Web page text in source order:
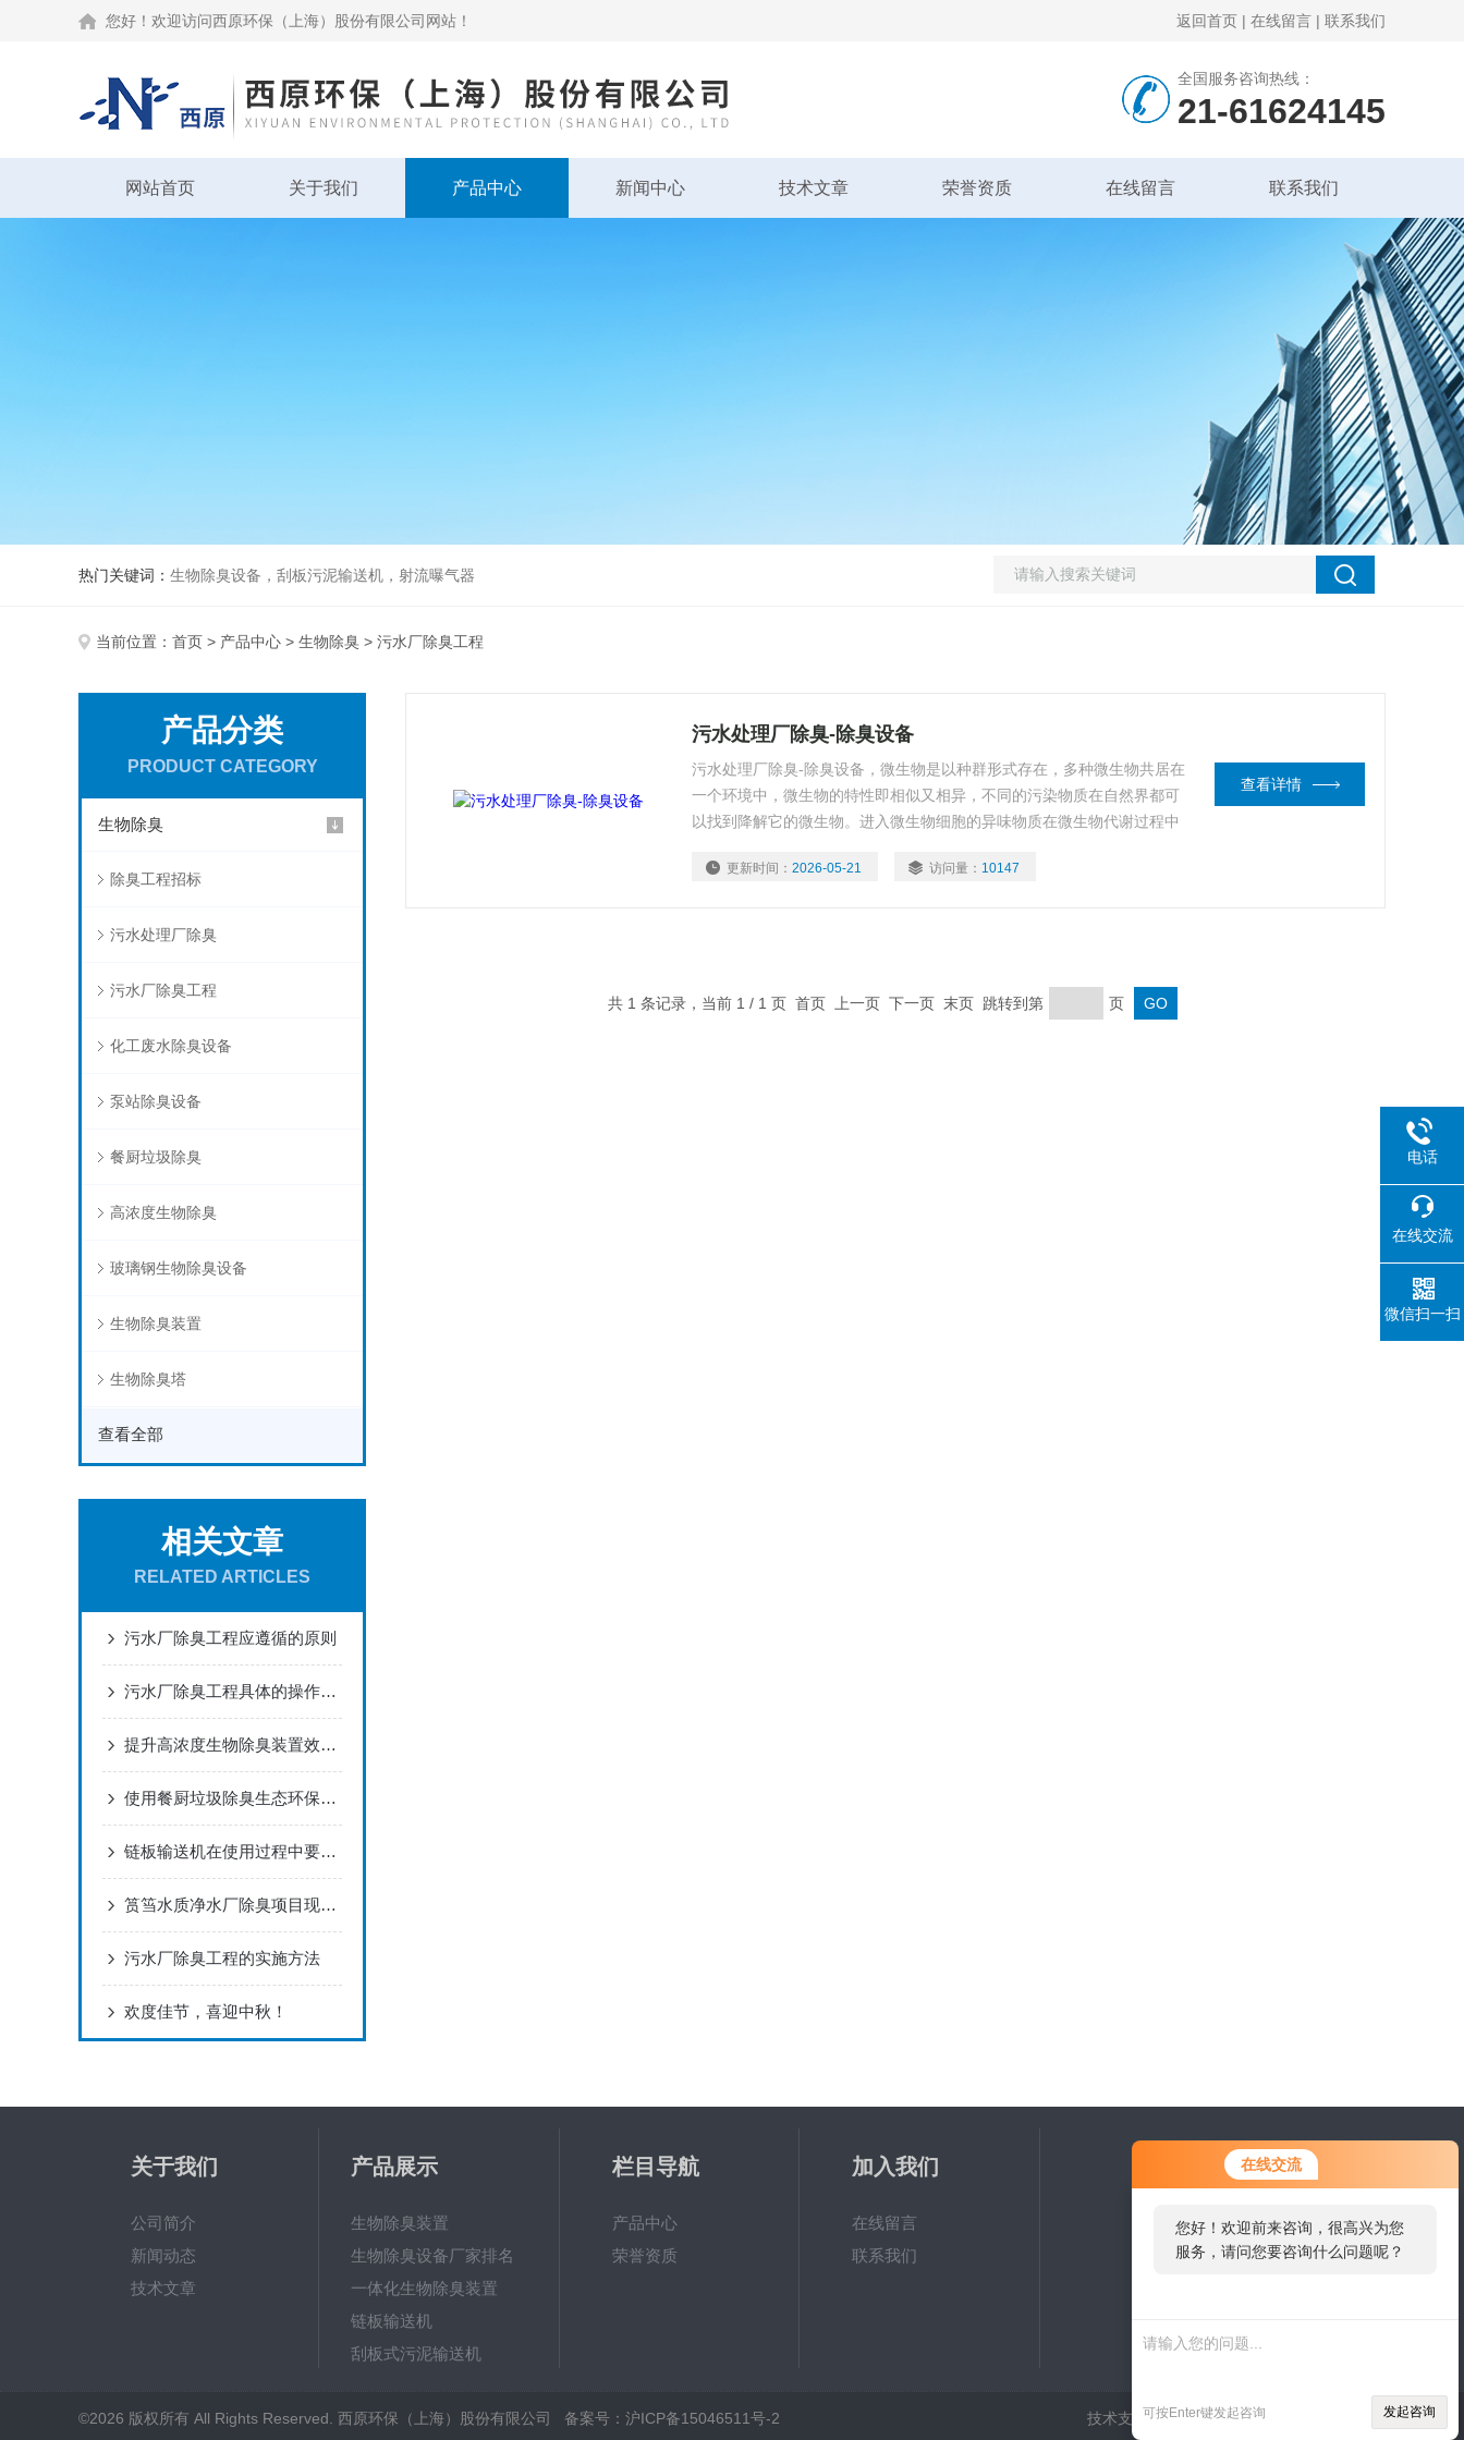
在线交流
您好！欢迎前来咨询，很高兴为您
服务，请问您要咨询什么问题呢？
可按Enter键发起咨询 发起咨询
您好！欢迎访问西原环保（上海）股份有限公司网站！ 返回首页 | 在线留言 | 联系我们
全国服务咨询热线：
21-61624145
网站首页 关于我们 产品中心 新闻中心 技术文章 荣誉资质 在线留言 联系我们
热门关键词： 生物除臭设备，刮板污泥输送机，射流曝气器
当前位置： 首页 > 产品中心 > 生物除臭 > 污水厂除臭工程
产品分类
PRODUCT CATEGORY
生物除臭
除臭工程招标
污水处理厂除臭
污水厂除臭工程
化工废水除臭设备
泵站除臭设备
餐厨垃圾除臭
高浓度生物除臭
玻璃钢生物除臭设备
生物除臭装置
生物除臭塔
查看全部
相关文章
RELATED ARTICLES
污水厂除臭工程应遵循的原则
污水厂除臭工程具体的操作方法
提升高浓度生物除臭装置效率的关键因素分析
使用餐厨垃圾除臭生态环保，无二次污染
链板输送机在使用过程中要采取合理的防爆方法
筼筜水质净水厂除臭项目现场观摩会圆满结束！
污水厂除臭工程的实施方法
欢度佳节，喜迎中秋！
污水处理厂除臭-除臭设备
污水处理厂除臭-除臭设备，微生物是以种群形式存在，多种微生物共居在
一个环境中，微生物的特性即相似又相异，不同的污染物质在自然界都可
以找到降解它的微生物。进入微生物细胞的异味物质在微生物代谢过程中
能量，为滤（池）塔中的微生物的生长与繁殖提供能源，使废臭气体物质
更新时间：2026-05-21 访问量： 10147
查看详情
共 1 条记录，当前 1 / 1 页 首页 上一页 下一页 末页 跳转到第 页
关于我们
公司简介
新闻动态
技术文章
产品展示
生物除臭装置
生物除臭设备厂家排名
一体化生物除臭装置
链板输送机
刮板式污泥输送机
栏目导航
产品中心
荣誉资质
加入我们
在线留言
联系我们
©2026 版权所有 All Rights Reserved. 西原环保（上海）股份有限公司 备案号：沪ICP备15046511号-2 技术支持：环保在线 管理登陆 sitemap.xml
电话
在线交流
微信扫一扫